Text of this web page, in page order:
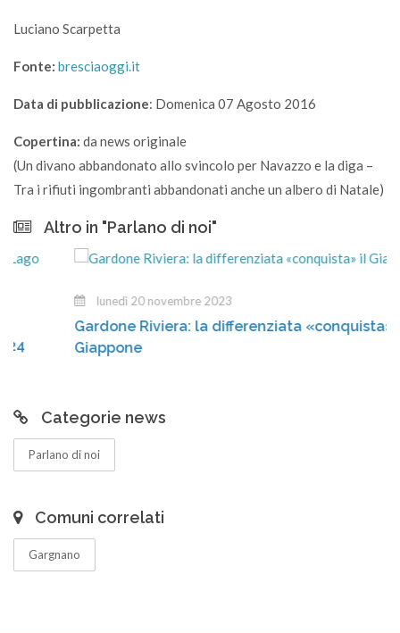
Luciano Scarpetta
Fonte: bresciaoggi.it
Data di pubblicazione: Domenica 07 Agosto 2016
Copertina: da news originale
(Un divano abbandonato allo svincolo per Navazzo e la diga –
Tra i rifiuti ingombranti abbandonati anche un albero di Natale)
Altro in "Parlano di noi"
lunedì 20 novembre 2023
Gardone Riviera: la differenziata «conquista» il
Giappone
Categorie news
Parlano di noi
Comuni correlati
Gargnano